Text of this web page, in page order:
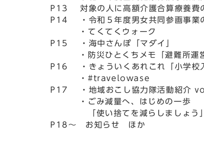
P13 対象の人に高額介護合算療養費
P14 ・令和５年度男女共同参画事業
・てくてくウォーク
P15 ・海中さんぽ「マダイ」
・防災ひとくちメモ「避難所運営
P16 ・きょういくあれこれ「小学校
・#travelowase
P17 ・地域おこし協力隊活動紹介
・ごみ減量へ、はじめの一歩
「使い捨てを減らしましょう」
P18～ お知らせ ほか